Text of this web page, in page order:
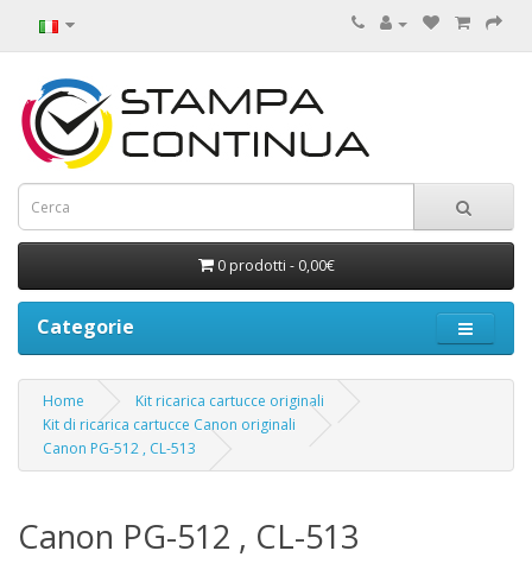
0 prodotti - 0,00€
Categorie
Home
Kit ricarica cartucce originali
Kit di ricarica cartucce Canon originali
Canon PG-512 , CL-513
Canon PG-512 , CL-513